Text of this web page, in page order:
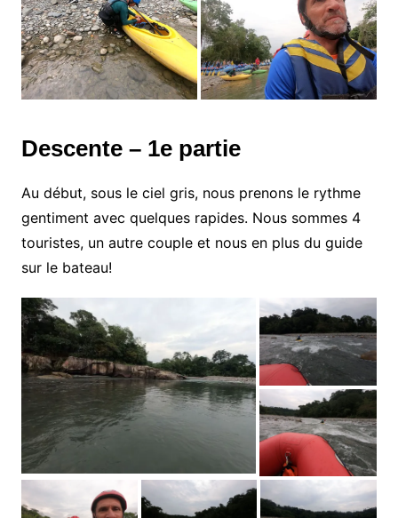
Descente – 1e partie
Au début, sous le ciel gris, nous prenons le rythme
gentiment avec quelques rapides. Nous sommes 4
touristes, un autre couple et nous en plus du guide
sur le bateau!